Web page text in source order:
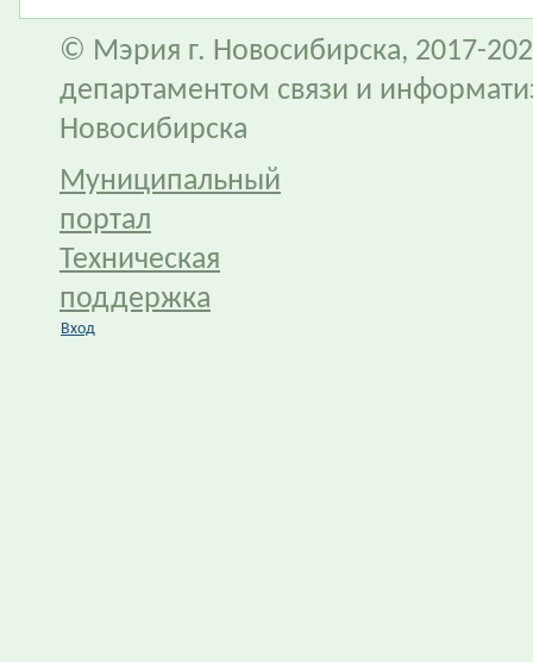
© Мэрия г. Новосибирска, 2017-
департаментом связи и
Новосибирска
Муниципальный
портал
Техническая
поддержка
Вход